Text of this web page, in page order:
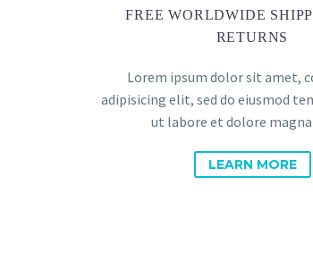
FREE WORLDWIDE
RETURNS
Lorem ipsum dolor sit amet,
adipisicing elit, sed do eiusmod
ut labore et dolore magna
LEARN MORE